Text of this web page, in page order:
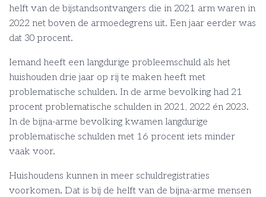
helft van de bijstandsontvangers die in 2021 arm waren in
2022 net boven de armoedegrens uit. Een jaar eerder was
dat 30 procent.
Iemand heeft een langdurige probleemschuld als het
huishouden drie jaar op rij te maken heeft met
problematische schulden. In de arme bevolking had 21
procent problematische schulden in 2021, 2022 én 2023.
In de bijna-arme bevolking kwamen langdurige
problematische schulden met 16 procent iets minder
vaak voor.
Huishoudens kunnen in meer schuldregistraties
voorkomen. Dat is bij de helft van de bijna-arme mensen